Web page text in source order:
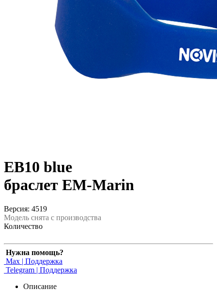
EB10 blue
браслет EM-Marin
Версия: 4519
Модель снята с производства
Количество
Нужна помощь?
Max | Поддержка
Telegram | Поддержка
Описание